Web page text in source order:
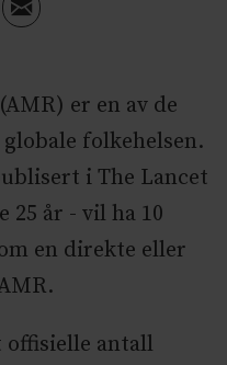
er en av de
folkehelsen.
i The Lancet
25 år - vil ha 10
en direkte eller
antall